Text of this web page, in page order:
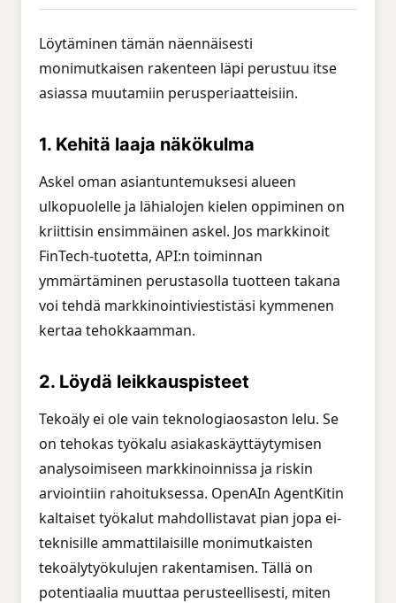
Löytäminen tämän näennäisesti
monimutkaisen rakenteen läpi perustuu itse
asiassa muutamiin perusperiaatteisiin.
1. Kehitä laaja näkökulma
Askel oman asiantuntemuksesi alueen
ulkopuolelle ja lähialojen kielen oppiminen on
kriittisin ensimmäinen askel. Jos markkinoit
FinTech-tuotetta, API:n toiminnan
ymmärtäminen perustasolla tuotteen takana
voi tehdä markkinointiviestistäsi kymmenen
kertaa tehokkaamman.
2. Löydä leikkauspisteet
Tekoäly ei ole vain teknologiaosaston lelu. Se
on tehokas työkalu asiakaskäyttäytymisen
analysoimiseen markkinoinnissa ja riskin
arviointiin rahoituksessa. OpenAIn AgentKitin
kaltaiset työkalut mahdollistavat pian jopa ei-
teknisille ammattilaisille monimutkaisten
tekoälytyökulujen rakentamisen. Tällä on
potentiaalia muuttaa perusteellisesti, miten